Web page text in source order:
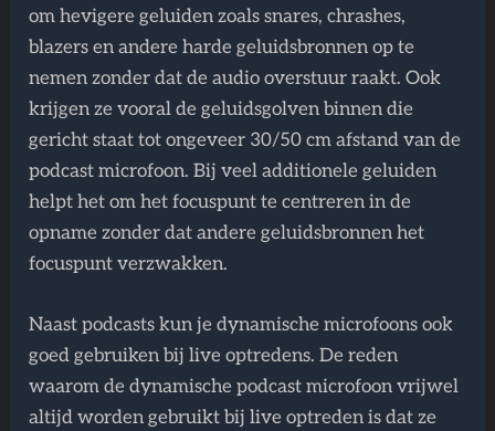
om hevigere geluiden zoals snares, chrashes,
blazers en andere harde geluidsbronnen op te
nemen zonder dat de audio overstuur raakt. Ook
krijgen ze vooral de geluidsgolven binnen die
gericht staat tot ongeveer 30/50 cm afstand van de
podcast microfoon. Bij veel additionele geluiden
helpt het om het focuspunt te centreren in de
opname zonder dat andere geluidsbronnen het
focuspunt verzwakken.
Naast podcasts kun je dynamische microfoons ook
goed gebruiken bij live optredens. De reden
waarom de dynamische podcast microfoon vrijwel
altijd worden gebruikt bij live optreden is dat ze